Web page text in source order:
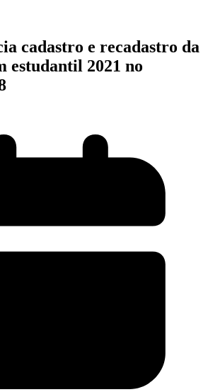
cadastro e recadastro da
estudantil 2021 no